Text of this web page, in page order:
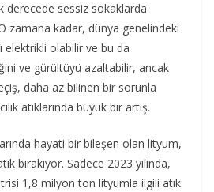
derecede sessiz sokaklarda
zamana kadar, dünya genelindeki
elektrikli olabilir ve bu da
ve gürültüyü azaltabilir, ancak
daha az bilinen bir sorunla
atıklarında büyük bir artış.
hayati bir bileşen olan lityum,
bırakıyor. Sadece 2023 yılında,
1,8 milyon ton lityumla ilgili atık